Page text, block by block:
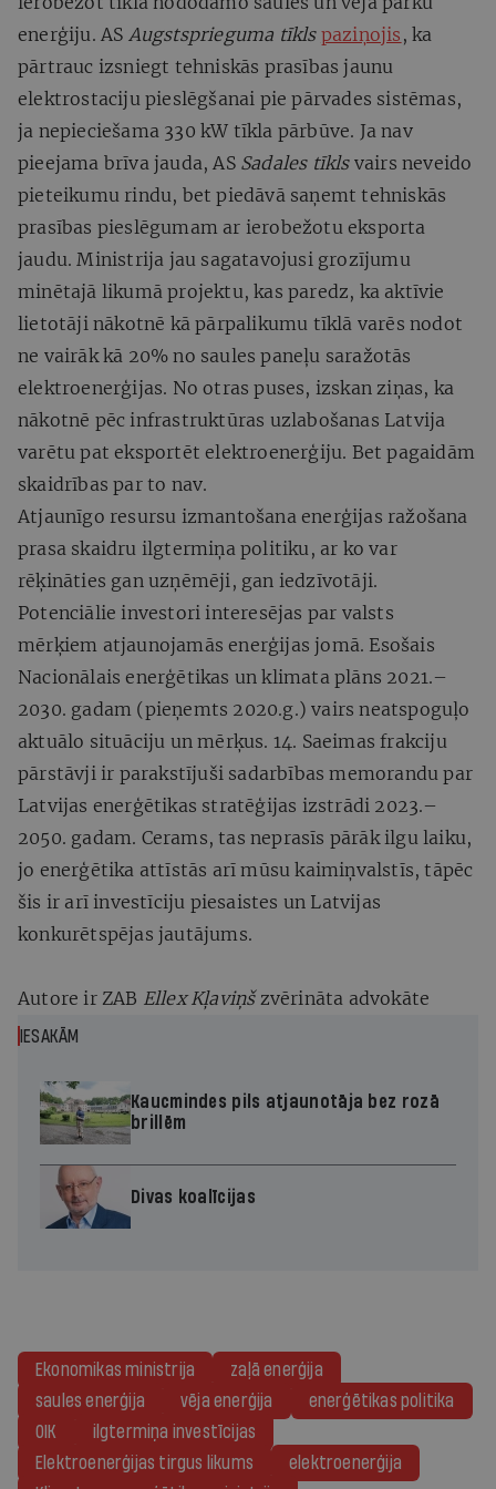
enerģiju. AS Augstsprieguma tīkls paziņojis , ka
pārtrauc izsniegt tehniskās prasības jaunu
elektrostaciju pieslēgšanai pie pārvades sistēmas,
ja nepieciešama 330 kW tīkla pārbūve. Ja nav
pieejama brīva jauda, AS Sadales tīklsvairs neveido
pieteikumu rindu, bet piedāvā saņemt tehniskās
prasības pieslēgumam ar ierobežotu eksporta
jaudu. Ministrija jau sagatavojusi grozījumu
minētajā likumā projektu, kas paredz, ka aktīvie
lietotāji nākotnē kā pārpalikumu tīklā varēs nodot
ne vairāk kā 20% no saules paneļu saražotās
elektroenerģijas. No otras puses, izskan ziņas, ka
nākotnē pēc infrastruktūras uzlabošanas Latvija
varētu pat eksportēt elektroenerģiju. Bet pagaidām
skaidrības par to nav.
Atjaunīgo resursu izmantošana enerģijas ražošana
prasa skaidru ilgtermiņa politiku, ar ko var
rēķināties gan uzņēmēji, gan iedzīvotāji.
Potenciālie investori interesējas par valsts
mērķiem atjaunojamās enerģijas jomā. Esošais
Nacionālais enerģētikas un klimata plāns 2021.–
2030. gadam (pieņemts 2020.g.) vairs neatspoguļo
aktuālo situāciju un mērķus. 14. Saeimas frakciju
pārstāvji ir parakstījuši sadarbības memorandu par
Latvijas enerģētikas stratēģijas izstrādi 2023.–
2050. gadam. Cerams, tas neprasīs pārāk ilgu laiku,
jo enerģētika attīstās arī mūsu kaimiņvalstīs, tāpēc
šis ir arī investīciju piesaistes un Latvijas
konkurētspējas jautājums.
Autore ir ZAB Ellex Kļaviņšzvērināta advokāte
IESAKĀM
Kaucmindes pils atjaunotāja bez rozā
brillēm
Divas koalīcijas
Ekonomikas ministrija
zaļā enerģija
saules enerģija
vēja enerģija
enerģētikas politika
OIK
ilgtermiņa investīcijas
Elektroenerģijas tirgus likums
elektroenerģija